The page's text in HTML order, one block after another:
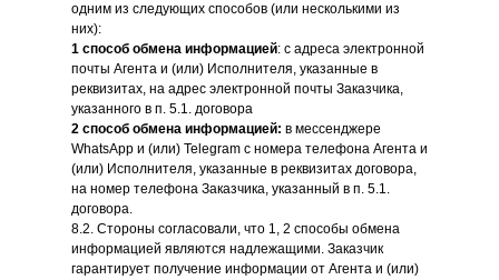
одним из следующих способов (или несколькими из
них):
1 способ обмена информацией: с адреса электронной
почты Агента и (или) Исполнителя, указанные в
реквизитах, на адрес электронной почты Заказчика,
указанного в п. 5.1. договора
2 способ обмена информацией: в мессенджере
WhatsApp и (или) Telegram с номера телефона Агента и
(или) Исполнителя, указанные в реквизитах договора,
на номер телефона Заказчика, указанный в п. 5.1.
договора.
8.2. Стороны согласовали, что 1, 2 способы обмена
информацией являются надлежащими. Заказчик
гарантирует получение информации от Агента и (или)